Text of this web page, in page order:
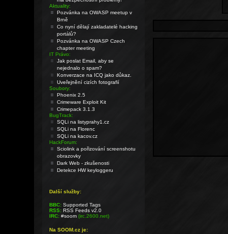
Aktuality:
Pozvánka na OWASP meetup v
Brně
Co nyní dělají zakladatelé hacking
portálů?
Pozvánka na OWASP Czech
chapter meeting
IT Právo:
Jak poslat Email, aby se
nejednalo o spam?
Konverzace na ICQ jako důkaz.
Uveřejnění cizích fotografií
Soubory:
Phoenix 2.5
Crimeware Exploit Kit
Crimepack 3.1.3
BugTrack:
SQLi na listyprahy1.cz
SQLi na Florenc
SQLi na kacov.cz
HackForum:
Sciolink a pořizování screenshotu
obrazovky
Dark Web - zkušenosti
Detekce HW keyloggeru
Další služby:
BBC: Supported Tags
RSS: RSS Feeds v2.0
IRC: #soom(irc.2600.net)
Na SOOM.cz je: